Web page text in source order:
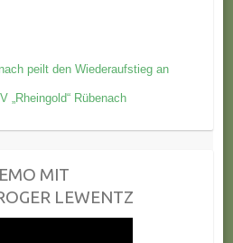
peilt den Wiederaufstieg an
„Rheingold“ Rübenach
MIT
LEWENTZ